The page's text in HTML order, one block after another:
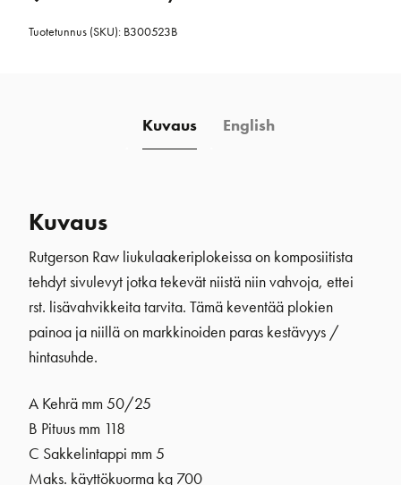
Tuotetunnus (SKU): B300523B
Kuvaus English
Kuvaus
Rutgerson Raw liukulaakeriplokeissa on komposiitista
tehdyt sivulevyt jotka tekevät niistä niin vahvoja, ettei
rst. lisävahvikkeita tarvita. Tämä keventää plokien
painoa ja niillä on markkinoiden paras kestävyys /
hintasuhde.
A Kehrä mm 50/25
B Pituus mm 118
C Sakkelintappi mm 5
Maks. käyttökuorma kg 700